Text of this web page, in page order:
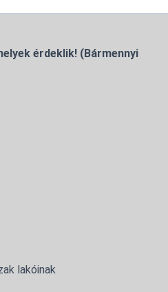
érdeklik! (Bármennyi
lakóinak